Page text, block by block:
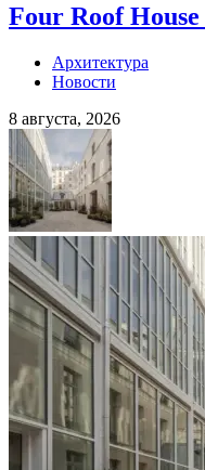
Four Roof
Архитектура
Новости
8 августа, 2026